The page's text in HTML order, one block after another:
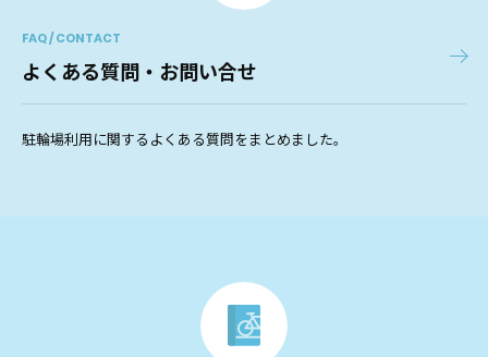
FAQ / CONTACT
よくある質問・お問い合せ
駐輪場利用に関するよくある質問をまとめました。